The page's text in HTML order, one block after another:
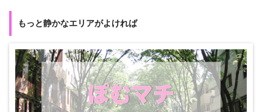
もっと静かなエリアがよければ